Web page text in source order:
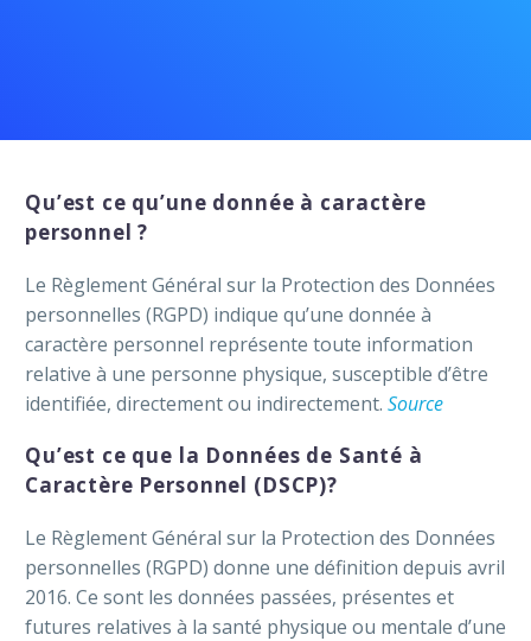
Français
Qu’est ce qu’une donnée à caractère
personnel ?
Le Règlement Général sur la Protection des Données
personnelles (RGPD) indique qu’une donnée à
caractère personnel représente toute information
relative à une personne physique, susceptible d’être
identifiée, directement ou indirectement. Source
Qu’est ce que la Données de Santé à
Caractère Personnel (DSCP)?
Le Règlement Général sur la Protection des Données
personnelles (RGPD) donne une définition depuis avril
2016. Ce sont les données passées, présentes et
futures relatives à la santé physique ou mentale d’une